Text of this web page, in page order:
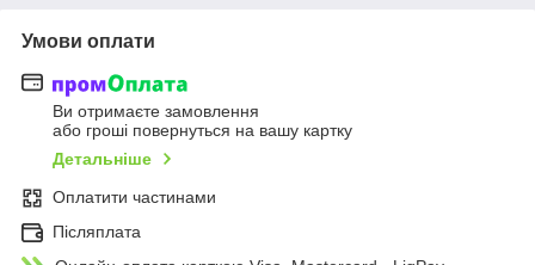
Умови оплати
Ви отримаєте замовлення
або гроші повернуться на вашу картку
Детальніше
Оплатити частинами
Післяплата